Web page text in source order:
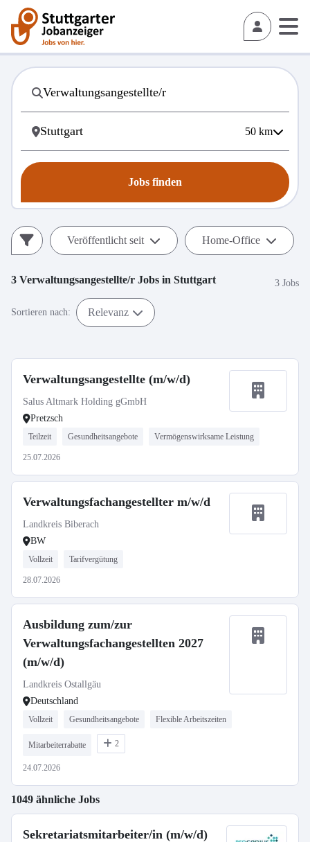
50 km
Jobs finden
Veröffentlicht seit Home-Office
3 Verwaltungsangestellte/r Jobs in Stuttgart 3 Jobs
Sortieren nach: Relevanz
Verwaltungsangestellte (m/w/d)
Salus Altmark Holding gGmbH
Pretzsch
Teilzeit Gesundheitsangebote Vermögenswirksame Leistung
25.07.2026
Verwaltungsfachangestellter m/w/d
Landkreis Biberach
BW
Vollzeit Tarifvergütung
28.07.2026
Ausbildung zum/zur
Verwaltungsfachangestellten 2027
(m/w/d)
Landkreis Ostallgäu
Deutschland
Vollzeit Gesundheitsangebote Flexible Arbeitszeiten
Mitarbeiterrabatte 2
24.07.2026
1049 ähnliche Jobs
Sekretariatsmitarbeiter/in (m/w/d)